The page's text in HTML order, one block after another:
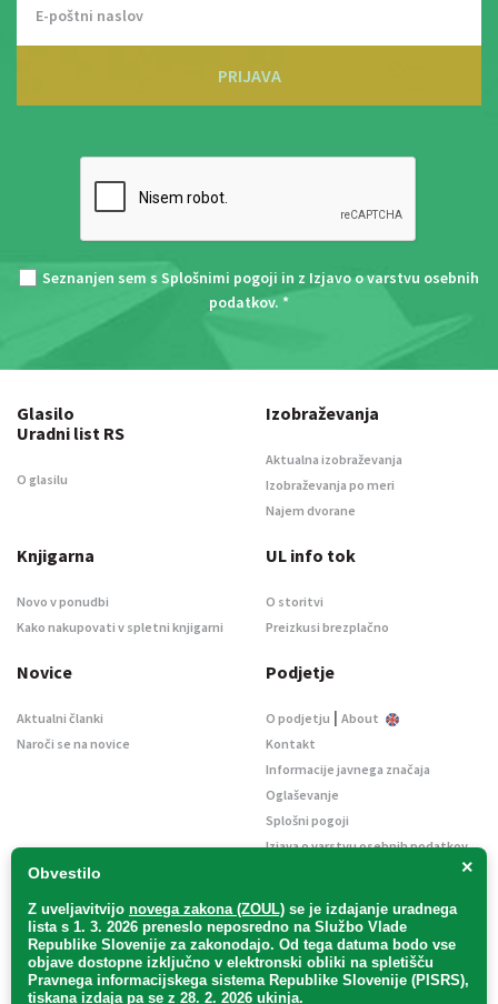
PRIJAVA
Seznanjen sem s Splošnimi pogoji in z Izjavo o varstvu osebnih
podatkov. *
×
Obvestilo
Z uveljavitvijo novega zakona (ZOUL) se je izdajanje uradnega
lista s 1. 3. 2026 preneslo neposredno na Službo Vlade
Republike Slovenije za zakonodajo. Od tega datuma bodo vse
objave dostopne izključno v elektronski obliki na spletišču
Pravnega informacijskega sistema Republike Slovenije (PISRS),
tiskana izdaja pa se z 28. 2. 2026 ukinja.
Glasilo
Uradni list RS
O glasilu
Izobraževanja
Aktualna izobraževanja
Izobraževanja po meri
Najem dvorane
Knjigarna
Novo v ponudbi
Kako nakupovati v spletni knjigarni
UL info tok
O storitvi
Preizkusi brezplačno
Novice
Aktualni članki
Naroči se na novice
Podjetje
O podjetju | About
Kontakt
Informacije javnega značaja
Oglaševanje
Splošni pogoji
Izjava o varstvu osebnih podatkov
Uradni list d. o. o. – v likvidaciji / Vse pravice pridržane.